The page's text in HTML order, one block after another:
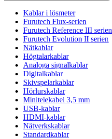
Kablar i lösmeter
Furutech Flux-serien
Furutech Reference III serien
Furutech Evolution II serien
Nätkablar
Högtalarkablar
Analoga signalkablar
Digitalkablar
Skivspelarkablar
Hörlurskablar
Minitelekabel 3,5 mm
USB-kablar
HDMI-kablar
Nätverkskablar
Standardkablar